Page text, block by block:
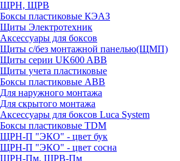
ЩРН, ЩРВ
Боксы пластиковые КЭАЗ
Щиты Электротехник
Аксессуары для боксов
Щиты с/без монтажной панелью(ЩМП)
Щиты серии UK600 ABB
Щиты учета пластиковые
Боксы пластиковые ABB
Для наружного монтажа
Для скрытого монтажа
Аксессуары для боксов Luca System
Боксы пластиковые TDM
ЩРН-П "ЭКО" - цвет бук
ЩРН-П "ЭКО" - цвет сосна
ЩРН-Пм, ЩРВ-Пм